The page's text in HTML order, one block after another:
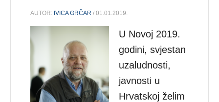
AUTOR: IVICA GRČAR / 01.01.2019.
U Novoj 2019.
godini, svjestan
uzaludnosti,
javnosti u
Hrvatskoj želim